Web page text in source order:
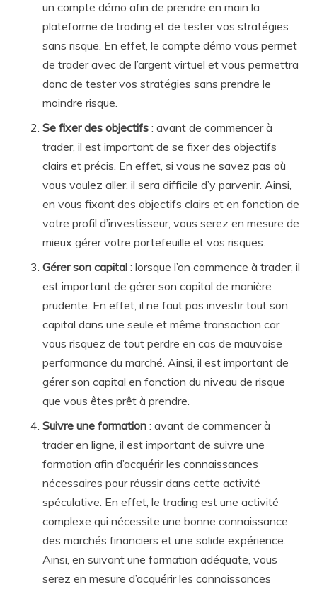
un compte démo afin de prendre en main la
plateforme de trading et de tester vos stratégies
sans risque. En effet, le compte démo vous permet
de trader avec de l’argent virtuel et vous permettra
donc de tester vos stratégies sans prendre le
moindre risque.
Se fixer des objectifs : avant de commencer à
trader, il est important de se fixer des objectifs
clairs et précis. En effet, si vous ne savez pas où
vous voulez aller, il sera difficile d’y parvenir. Ainsi,
en vous fixant des objectifs clairs et en fonction de
votre profil d’investisseur, vous serez en mesure de
mieux gérer votre portefeuille et vos risques.
Gérer son capital : lorsque l’on commence à trader, il
est important de gérer son capital de manière
prudente. En effet, il ne faut pas investir tout son
capital dans une seule et même transaction car
vous risquez de tout perdre en cas de mauvaise
performance du marché. Ainsi, il est important de
gérer son capital en fonction du niveau de risque
que vous êtes prêt à prendre.
Suivre une formation : avant de commencer à
trader en ligne, il est important de suivre une
formation afin d’acquérir les connaissances
nécessaires pour réussir dans cette activité
spéculative. En effet, le trading est une activité
complexe qui nécessite une bonne connaissance
des marchés financiers et une solide expérience.
Ainsi, en suivant une formation adéquate, vous
serez en mesure d’acquérir les connaissances